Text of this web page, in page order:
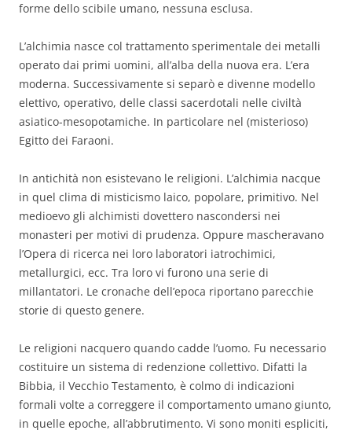
forme dello scibile umano, nessuna esclusa.
L’alchimia nasce col trattamento sperimentale dei metalli
operato dai primi uomini, all’alba della nuova era. L’era
moderna. Successivamente si separò e divenne modello
elettivo, operativo, delle classi sacerdotali nelle civiltà
asiatico-mesopotamiche. In particolare nel (misterioso)
Egitto dei Faraoni.
In antichità non esistevano le religioni. L’alchimia nacque
in quel clima di misticismo laico, popolare, primitivo. Nel
medioevo gli alchimisti dovettero nascondersi nei
monasteri per motivi di prudenza. Oppure mascheravano
l’Opera di ricerca nei loro laboratori iatrochimici,
metallurgici, ecc. Tra loro vi furono una serie di
millantatori. Le cronache dell’epoca riportano parecchie
storie di questo genere.
Le religioni nacquero quando cadde l’uomo. Fu necessario
costituire un sistema di redenzione collettivo. Difatti la
Bibbia, il Vecchio Testamento, è colmo di indicazioni
formali volte a correggere il comportamento umano giunto,
in quelle epoche, all’abbrutimento. Vi sono moniti espliciti,